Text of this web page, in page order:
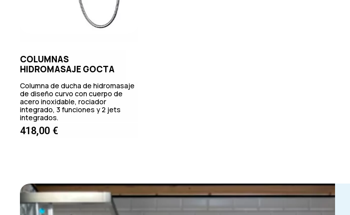
COLUMNAS
HIDROMASAJE GOCTA
Columna de ducha de hidromasaje
de diseño curvo con cuerpo de
acero inoxidable, rociador
integrado, 3 funciones y 2 jets
integrados.
418,00 €